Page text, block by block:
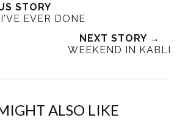
STORY
EVER DONE
NEXT STORY →
WEEKEND IN KABLI
ALSO LIKE